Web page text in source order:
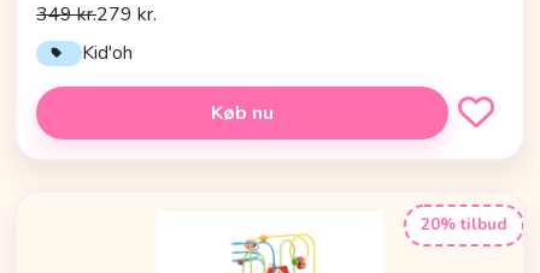
349 kr.279 kr.
Kid'oh
Køb nu
20% tilbud